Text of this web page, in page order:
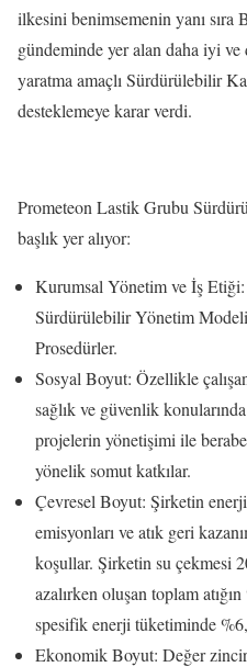
ilkesini benimsemenin yanı
gündeminde yer alan daha iyi
yaratma amaçlı Sürdürülebilir
desteklemeye karar verdi.
Prometeon Lastik Grubu
başlık yer alıyor:
Kurumsal Yönetim ve İş
Sürdürülebilir Yönetim
Prosedürler.
Sosyal Boyut: Özellikle
sağlık ve güvenlik
projelerin yönetişimi ile
yönelik somut katkılar.
Çevresel Boyut: Şirketin
emisyonları ve atık geri
koşullar. Şirketin su çekmesi
azalırken oluşan toplam
spesifik enerji tüketiminde
Ekonomik Boyut: Değer